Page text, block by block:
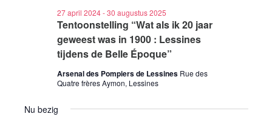
Tentoonstelling “Wat als ik 20 jaar
geweest was in 1900 : Lessines
tijdens de Belle Époque”
27 april 2024-30 augustus 2025
Arsenal des Pompiers de Lessines Rue des
Quatre frères Aymon, Lessines
Nu bezig